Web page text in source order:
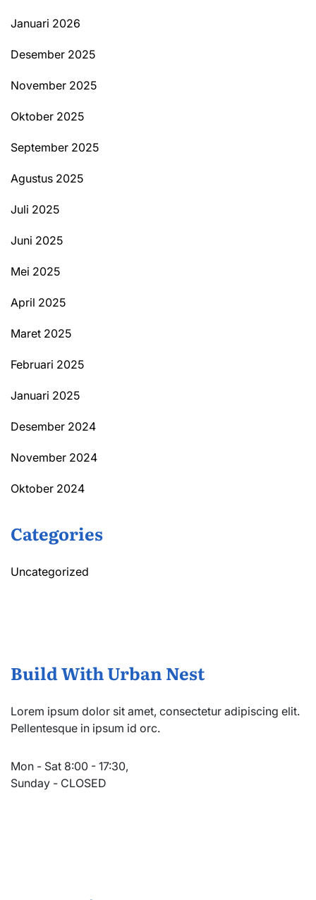
Januari 2026
Desember 2025
November 2025
Oktober 2025
September 2025
Agustus 2025
Juli 2025
Juni 2025
Mei 2025
April 2025
Maret 2025
Februari 2025
Januari 2025
Desember 2024
November 2024
Oktober 2024
Categories
Uncategorized
Build With Urban Nest
Lorem ipsum dolor sit amet, consectetur adipiscing elit.
Pellentesque in ipsum id orc.
Mon - Sat 8:00 - 17:30,
Sunday - CLOSED